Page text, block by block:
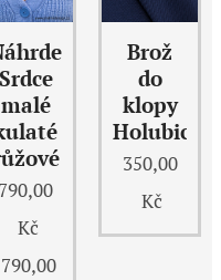
Srdce
malé
790,00
Kč
790,00
Brož
do
klopy
Holubice
350,00
Kč